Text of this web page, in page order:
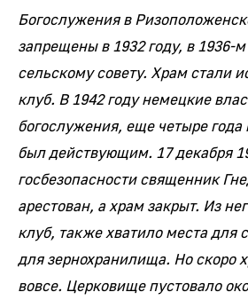
Богослужения в
запрещены в 1932 году, в 1936-
сельскому совету. Храм стали
клуб. В 1942 году немецкие
богослужения, еще четыре
был действующим. 17 декабря
госбезопасности священник
арестован, а храм закрыт. Из
клуб, также хватило места для
для зернохранилища. Но скоро
вовсе. Церковище пустовало